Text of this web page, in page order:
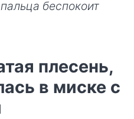
беспокоит
плесень,
в миске с